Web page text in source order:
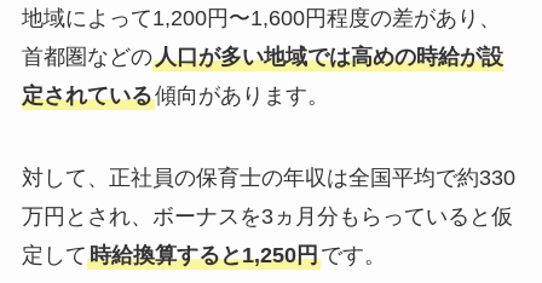
地域によって1,200円〜1,600円程度の差があり、
首都圏などの人口が多い地域では高めの時給が設
定されている傾向があります。
対して、正社員の保育士の年収は全国平均で約330
万円とされ、ボーナスを3ヵ月分もらっていると仮
定して時給換算すると1,250円です。